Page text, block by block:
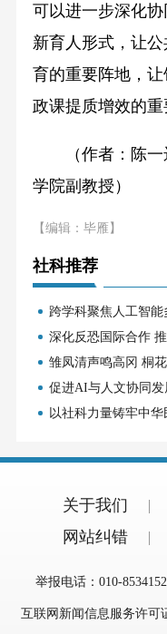
可以进一步深化
新育人形式，让
育的重要阵地，
政课提质增效的重
（作者：陈一
学院副教授）
【编辑：毕雁】
社科推荐
跨学科聚焦人工智能
深化反恐国际合作
雏凤清声鸣高冈 桐
促进AI与人文协同发
以社科力量铸牢中
关于我们
网站纠错
举报电话：010-
互联网新闻信息服务许可